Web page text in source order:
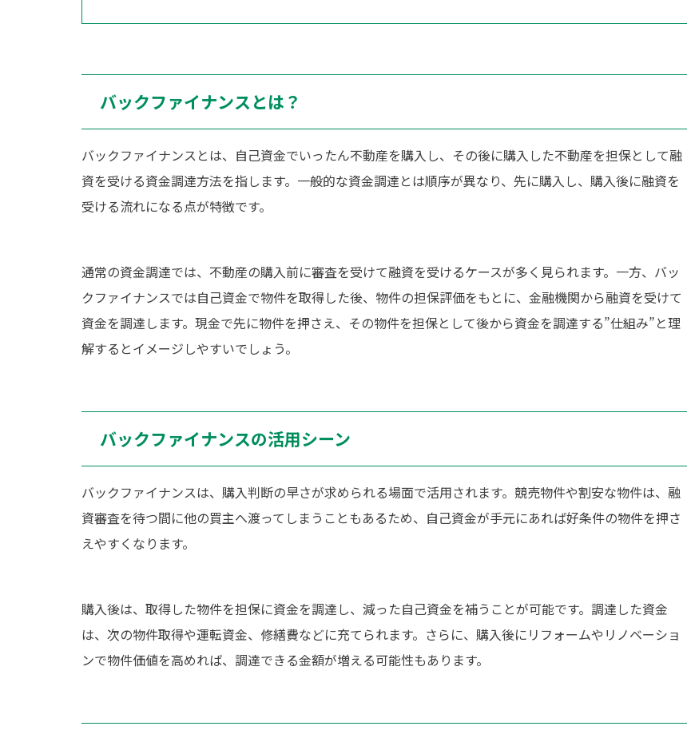
バックファイナンスとは？
バックファイナンスとは、自己資金でいったん不動産を購入し、その後に購入した不動産を担保として融
資を受ける資金調達方法を指します。一般的な資金調達とは順序が異なり、先に購入し、購入後に融資を
受ける流れになる点が特徴です。
通常の資金調達では、不動産の購入前に審査を受けて融資を受けるケースが多く見られます。一方、バッ
クファイナンスでは自己資金で物件を取得した後、物件の担保評価をもとに、金融機関から融資を受けて
資金を調達します。現金で先に物件を押さえ、その物件を担保として後から資金を調達する”仕組み”と理
解するとイメージしやすいでしょう。
バックファイナンスの活用シーン
バックファイナンスは、購入判断の早さが求められる場面で活用されます。競売物件や割安な物件は、融
資審査を待つ間に他の買主へ渡ってしまうこともあるため、自己資金が手元にあれば好条件の物件を押さ
えやすくなります。
購入後は、取得した物件を担保に資金を調達し、減った自己資金を補うことが可能です。調達した資金
は、次の物件取得や運転資金、修繕費などに充てられます。さらに、購入後にリフォームやリノベーショ
ンで物件価値を高めれば、調達できる金額が増える可能性もあります。